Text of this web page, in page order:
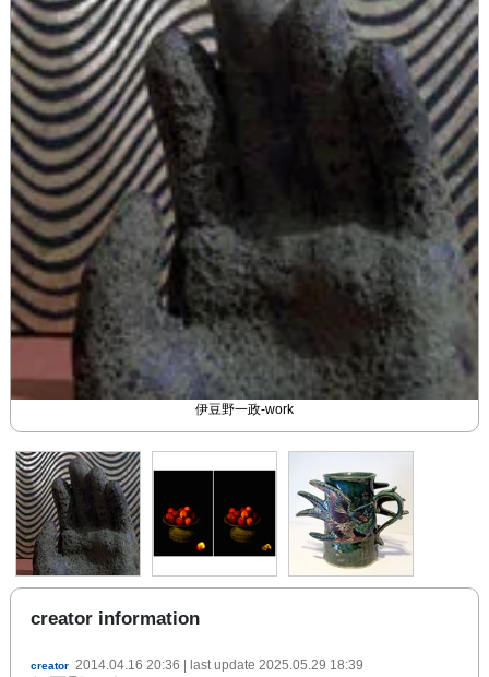
伊豆野一政-work
伊豆野一政
伊豆野一政-作品
creator information
creator 2014.04.16 20:36 | last update 2025.05.29 18:39